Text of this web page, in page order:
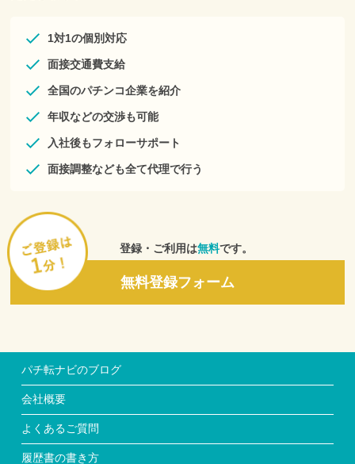
1対1の個別対応
面接交通費支給
全国のパチンコ企業を紹介
年収などの交渉も可能
入社後もフォローサポート
面接調整なども全て代理で行う
登録・ご利用は無料です。
無料登録フォーム
パチ転ナビのブログ
会社概要
よくあるご質問
履歴書の書き方